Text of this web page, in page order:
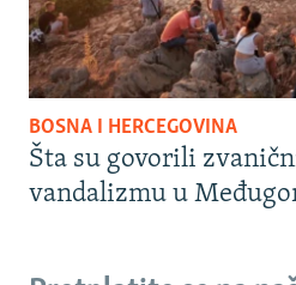
BOSNA I HERCEGOVINA
Šta su govorili
vandalizmu u